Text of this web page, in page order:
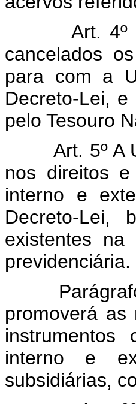
Art. 4º
cancelados
para com a
Decreto-Lei,
pelo Tesouro
Art. 5º A
nos direitos
interno e
Decreto-Lei,
existentes
previdenciária.
Parágrafo
promoverá as
instrumentos
interno e
subsidiárias,